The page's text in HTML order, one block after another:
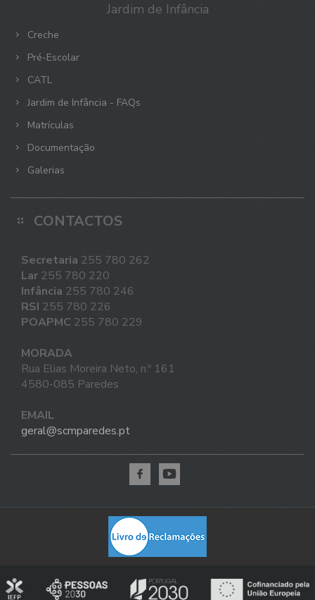
Jardim de Infância
Creche
Pré-Escolar
CATL
Jardim de Infância - FAQs
Matrículas
Documentação
Galerias
CONTACTOS
Secretaria 255 780 262
Lar 255 780 220
Infância 255 780 246
RSI 255 780 226
POAPMC 255 780 229
MORADA
Rua Elias Moreira Neto, n.º 161
4580-085 Paredes
EMAIL
geral@scmparedes.pt